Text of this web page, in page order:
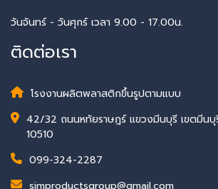
วันจันทร์ - วันศุกร์ เวลา 9.00 - 17.00น.
ติดต่อเรา
โรงงานผลิตพลาสติกขึ้นรูปตามแบบ
42/32 ถนนหทัยราษฎร์ แขวงมีนบุรี เขตมีนบุ
10510
099-324-2287
simproductsgroup@gmail.com